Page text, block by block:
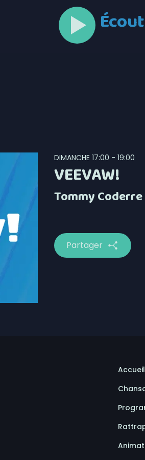
DIMANCHE 17:00 - 19:00
VEEVAW!
Tommy Coderre
Partager
Accueil